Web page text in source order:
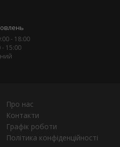
- 18:00
- 15:00
Про нас
Контакти
Графік роботи
Політика конфіденційності